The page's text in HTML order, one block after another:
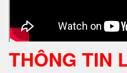
THÔNG TIN